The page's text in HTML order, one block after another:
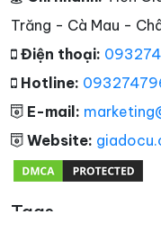
Trăng - Cà Mau -
Điện thoại:
Hotline:
E-mail:
Website:
Tags